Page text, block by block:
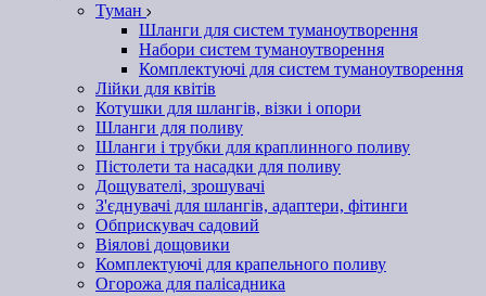
Туман
Шланги для систем туманоутворення
Набори систем туманоутворення
Комплектуючі для систем туманоутворення
Лійки для квітів
Котушки для шлангів, візки і опори
Шланги для поливу
Шланги і трубки для краплинного поливу
Пістолети та насадки для поливу
Дощувателі, зрошувачі
З'єднувачі для шлангів, адаптери, фітинги
Обприскувач садовий
Віялові дощовики
Комплектуючі для крапельного поливу
Огорожа для палісадника